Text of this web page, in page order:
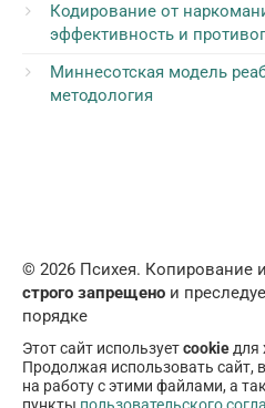
Кодирование от
эффективность и
Миннесотская модель
методология
© 2026 Психея. Копирование
строго запрещено и
порядке
Этот сайт используетcookieдля
Продолжая использовать сайт,
на работу с этими файлами, а